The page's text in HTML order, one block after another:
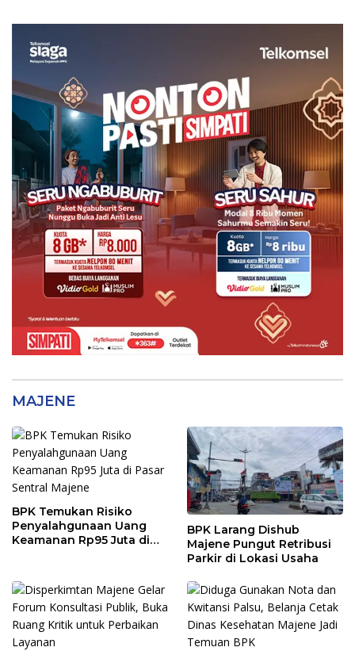
MAJENE
BPK Temukan Risiko
Penyalahgunaan Uang
Keamanan Rp95 Juta di
BPK Larang Dishub
Majene Pungut Retribusi
Parkir di Lokasi Usaha